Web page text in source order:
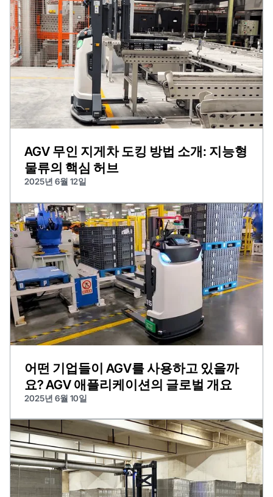
AGV 무인 지게차 도킹 방법 소개: 지능형
물류의 핵심 허브
2025년 6월 12일
어떤 기업들이 AGV를 사용하고 있을까
요? AGV 애플리케이션의 글로벌 개요
2025년 6월 10일